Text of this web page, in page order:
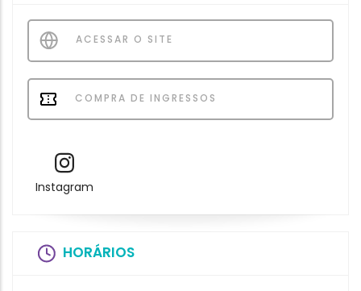
ACESSAR O SITE
COMPRA DE INGRESSOS
Instagram
HORÁRIOS